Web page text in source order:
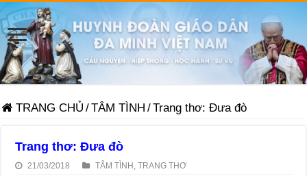
TRANG CHỦ /TÂM TÌNH /Trang thơ: Đưa đò
Trang thơ: Đưa đò
21/03/2018 TÂM TÌNH ,TRANG THƠ